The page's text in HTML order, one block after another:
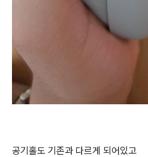
공기홀도 기존과 다르게 되어있고